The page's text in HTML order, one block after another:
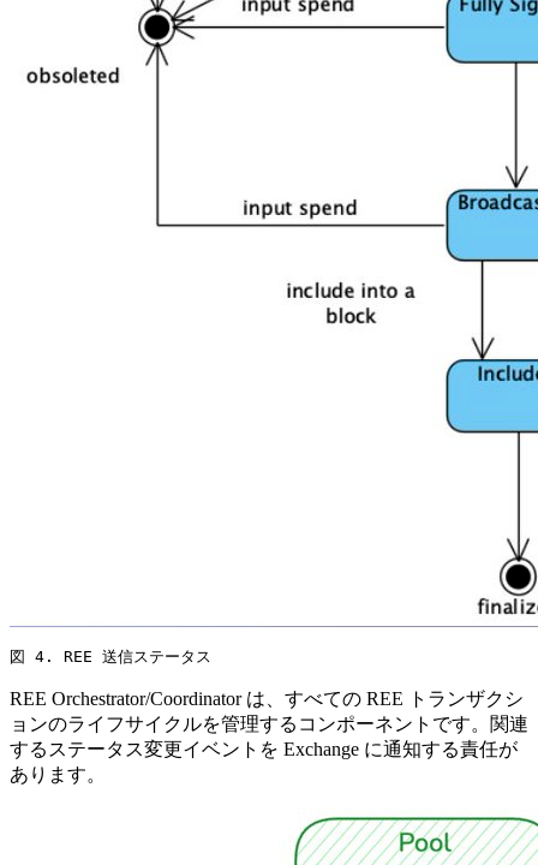
図 4. REE 送信ステータス
REE Orchestrator/Coordinator は、すべての REE トランザクシ
ョンのライフサイクルを管理するコンポーネントです。関連
するステータス変更イベントを Exchange に通知する責任が
あります。